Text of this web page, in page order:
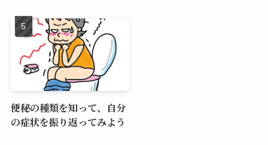
便秘の種類を知って、自分
の症状を振り返ってみよう